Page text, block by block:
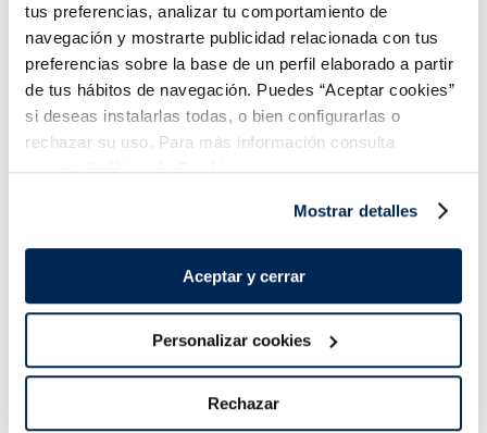
tus preferencias, analizar tu comportamiento de
navegación y mostrarte publicidad relacionada con tus
preferencias sobre la base de un perfil elaborado a partir
de tus hábitos de navegación. Puedes “Aceptar cookies”
si deseas instalarlas todas, o bien configurarlas o
rechazar su uso. Para más información consulta
nuestraPolítica de Cookies.
Mostrar detalles
Aceptar y cerrar
Personalizar cookies
Rechazar
¡Combínalo y hazte un menú de 10!
Filetes de lubina
Mejillón de origen
nacional en su jugo